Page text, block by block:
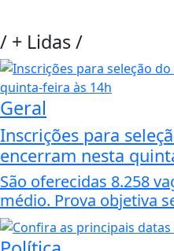
/ + Lidas/
Geral
Inscrições para
encerram nesta
São oferecidas 8.258
médio. Prova objetiva